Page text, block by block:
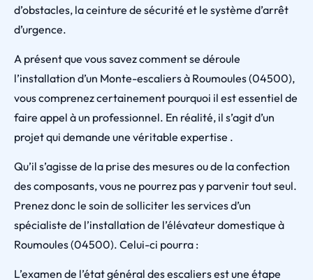
d’obstacles, la ceinture de sécurité et le système d’arrêt
d’urgence.
A présent que vous savez comment se déroule
l’installation d’un Monte-escaliers à Roumoules (04500),
vous comprenez certainement pourquoi il est essentiel de
faire appel à un professionnel. En réalité, il s’agit d’un
projet qui demande une véritable expertise .
Qu’il s’agisse de la prise des mesures ou de la confection
des composants, vous ne pourrez pas y parvenir tout seul.
Prenez donc le soin de solliciter les services d’un
spécialiste de l’installation de l’élévateur domestique à
Roumoules (04500). Celui-ci pourra :
L’examen de l’état général des escaliers est une étape